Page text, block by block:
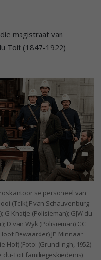
magistraat van
Toit (1847-1922)
se personeel van
(Tolk);F van Schauvenburg
G Knotje (Polisieman); GJW du
D van Wyk (Polisieman) OC
Bewaarder) JP Minnaar
Hof) (Foto: (Grundlingh, 1952)
du-Toit familiegeskiedenis)